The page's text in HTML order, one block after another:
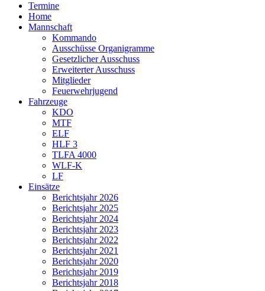
Termine
Home
Mannschaft
Kommando
Ausschüsse Organigramme
Gesetzlicher Ausschuss
Erweiterter Ausschuss
Mitglieder
Feuerwehrjugend
Fahrzeuge
KDO
MTF
ELF
HLF 3
TLFA 4000
WLF-K
LF
Einsätze
Berichtsjahr 2026
Berichtsjahr 2025
Berichtsjahr 2024
Berichtsjahr 2023
Berichtsjahr 2022
Berichtsjahr 2021
Berichtsjahr 2020
Berichtsjahr 2019
Berichtsjahr 2018